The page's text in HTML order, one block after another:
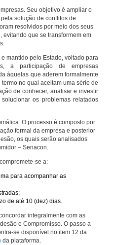
Seu objetivo é ampliar o
solução de conflitos de
resolvidos por meio dos seus
que se transformem em
mantido pelo Estado, voltado para
a participação de empresas
àquelas que aderem formalmente
no qual aceitam uma série de
de conhecer, analisar e investir
os problemas relatados
O processo é composto por
formal da empresa e posterior
os quais serão analisados
– Senacon.
se a:
para acompanhar as
de até 10 (dez) dias.
integralmente com as
e Compromisso. O passo a
se disponível no item 12 da
da plataforma.